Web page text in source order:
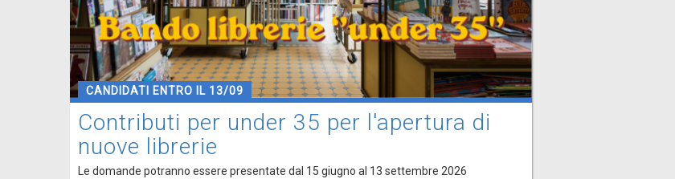
CANDIDATI ENTRO IL 13/09
Contributi per under 35 per l'apertura di
nuove librerie
Le domande potranno essere presentate dal 15 giugno al 13 settembre 2026